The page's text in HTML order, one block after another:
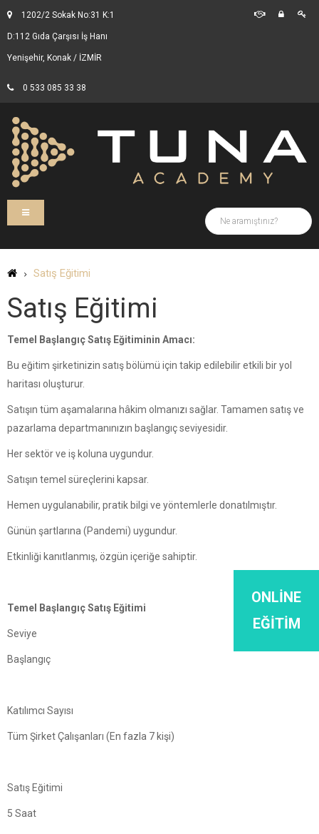
1202/2 Sokak No:31 K:1
D:112 Gıda Çarşısı İş Hanı
Yenişehir, Konak / İZMİR
0 533 085 33 38
ONLINE
EĞITIM
Satış Eğitimi
Satış Eğitimi
Temel Başlangıç Satış Eğitiminin Amacı:
Bu eğitim şirketinizin satış bölümü için takip edilebilir etkili bir yol
haritası oluşturur.
Satışın tüm aşamalarına hâkim olmanızı sağlar. Tamamen satış ve
pazarlama departmanınızın başlangıç seviyesidir.
Her sektör ve iş koluna uygundur.
Satışın temel süreçlerini kapsar.
Hemen uygulanabilir, pratik bilgi ve yöntemlerle donatılmıştır.
Günün şartlarına (Pandemi) uygundur.
Etkinliği kanıtlanmış, özgün içeriğe sahiptir.
Temel Başlangıç Satış Eğitimi
Seviye
Başlangıç
Katılımcı Sayısı
Tüm Şirket Çalışanları (En fazla 7 kişi)
Satış Eğitimi
5 Saat